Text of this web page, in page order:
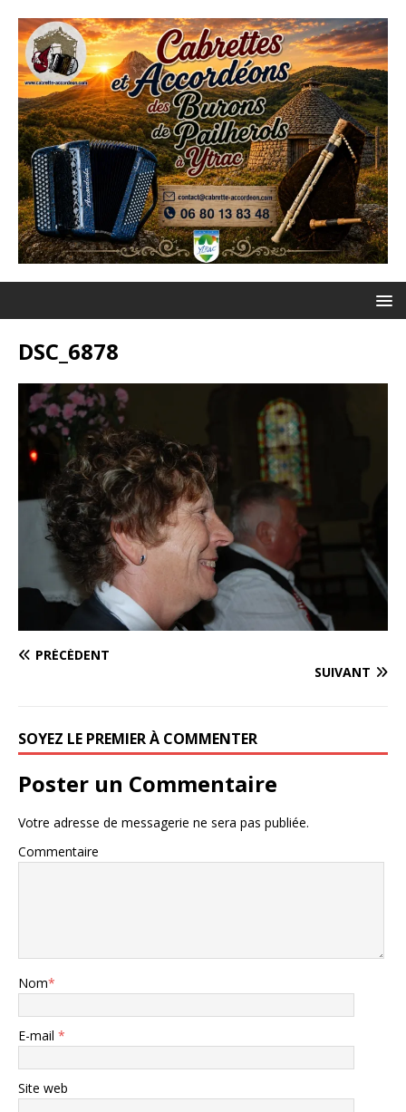
DSC_6878
PRÉCÉDENT
SUIVANT
SOYEZ LE PREMIER À COMMENTER
Poster un Commentaire
Votre adresse de messagerie ne sera pas publiée.
Commentaire
Nom*
E-mail *
Site web